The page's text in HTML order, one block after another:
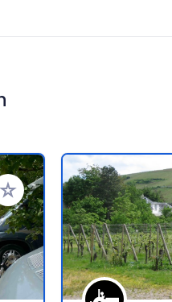
Ihren Favoriten hinzufügen